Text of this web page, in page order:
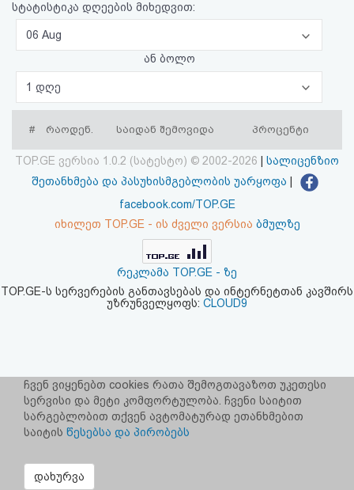
ავტორიზაცია
რეგისტრაცია
აღდგენა
HTML
კოდი
შეთანხმება
უარყოფა
სტატისტიკა დღეების მიხედვით:
06 Aug
ან ბოლო
1 დღე
# რაოდენ. საიდან შემოვიდა პროცენტი
TOP.GE ვერსია 1.0.2 (სატესტო) © 2002-2026
სალიცენზიო
შეთანხმება და პასუხისმგებლობის უარყოფა
facebook.com/TOP.GE
იხილეთ TOP.GE - ის ძველი ვერსია ბმულზე
რეკლამა TOP.GE - ზე
TOP.GE-ს სერვერების განთავსებას და ინტერნეტთან კავშირს
უზრუნველყოფს: CLOUD9
ჩვენ ვიყენებთ cookies რათა შემოგთავაზოთ უკეთესი
სერვისი და მეტი კომფორტულობა. ჩვენი საიტით
სარგებლობით თქვენ ავტომატურად ეთანხმებით
საიტის წესებსა და პირობებს
დახურვა